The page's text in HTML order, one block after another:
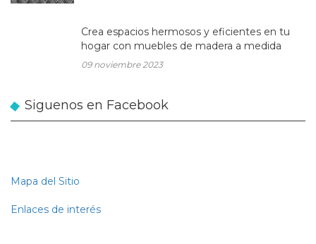
Crea espacios hermosos y eficientes en tu
hogar con muebles de madera a medida
09 noviembre 2023
Siguenos en Facebook
Mapa del Sitio
Enlaces de interés